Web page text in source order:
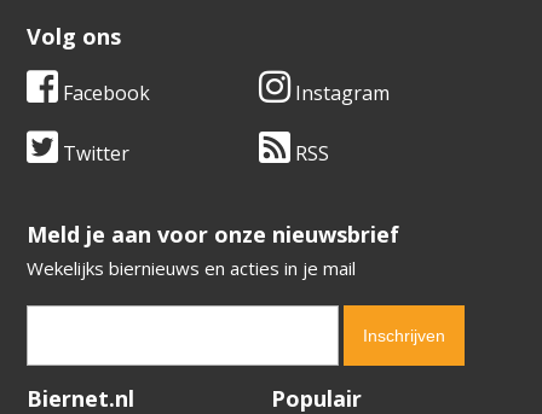
Volg ons
Facebook Instagram
Twitter RSS
​​​​​​​Meld je aan voor onze nieuwsbrief
Wekelijks biernieuws en acties in je mail
Verification code:
Biernet.nl Populair